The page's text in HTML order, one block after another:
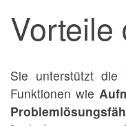
Vorteile
Sie unterstützt die
Funktionen wie